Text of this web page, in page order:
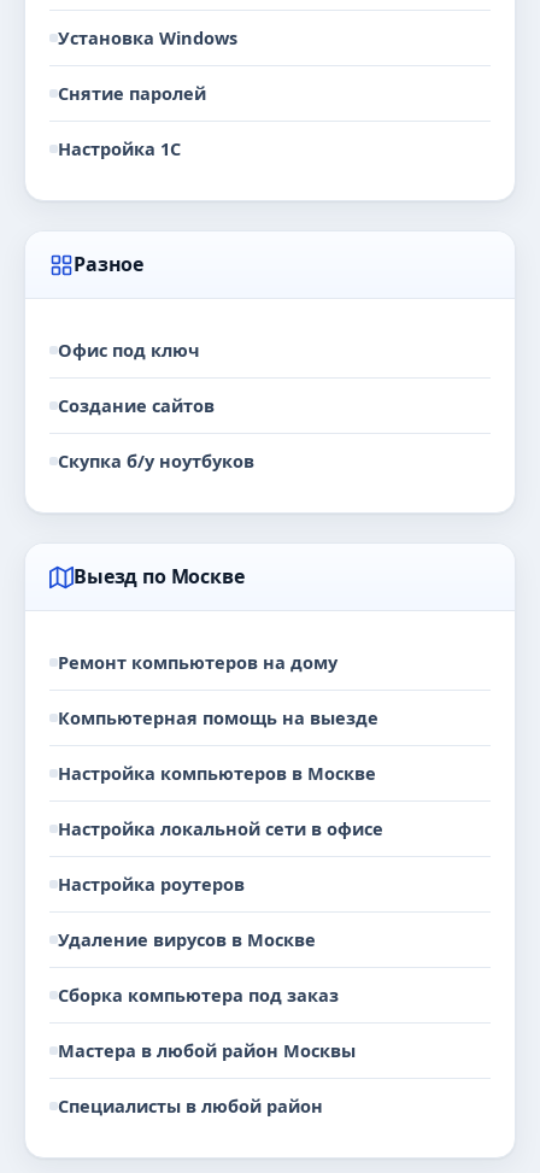
Установка Windows
Снятие паролей
Настройка 1С
Разное
Офис под ключ
Создание сайтов
Скупка б/у ноутбуков
Выезд по Москве
Ремонт компьютеров на дому
Компьютерная помощь на выезде
Настройка компьютеров в Москве
Настройка локальной сети в офисе
Настройка роутеров
Удаление вирусов в Москве
Сборка компьютера под заказ
Мастера в любой район Москвы
Специалисты в любой район